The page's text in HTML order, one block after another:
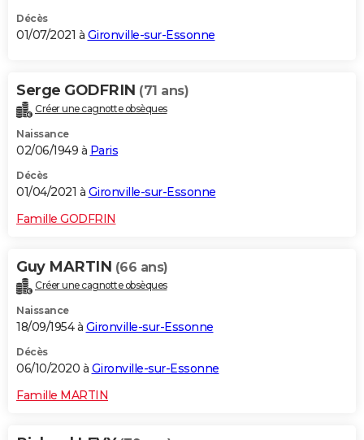
Décès
01/07/2021 à Gironville-sur-Essonne
Serge GODFRIN (71 ans)
Créer une cagnotte obsèques
Naissance
02/06/1949 à Paris
Décès
01/04/2021 à Gironville-sur-Essonne
Famille GODFRIN
Guy MARTIN (66 ans)
Créer une cagnotte obsèques
Naissance
18/09/1954 à Gironville-sur-Essonne
Décès
06/10/2020 à Gironville-sur-Essonne
Famille MARTIN